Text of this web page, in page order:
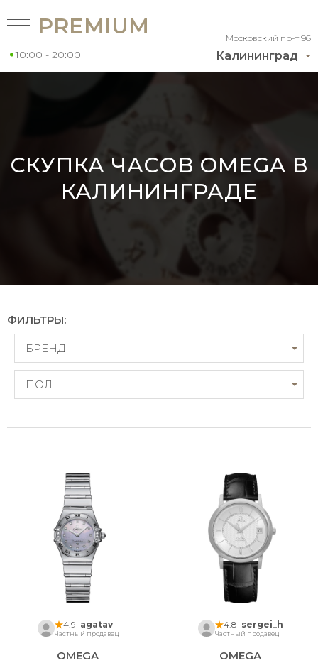
Калининград
Московский пр-т 96
PREMIUM
10:00 - 20:00
СКУПКА ЧАСОВ OMEGA В
КАЛИНИНГРАДЕ
ФИЛЬТРЫ:
БРЕНД
ПОЛ
4.9 agatav
Частный продавец
OMEGA
4.8 sergei_h
Частный продавец
OMEGA